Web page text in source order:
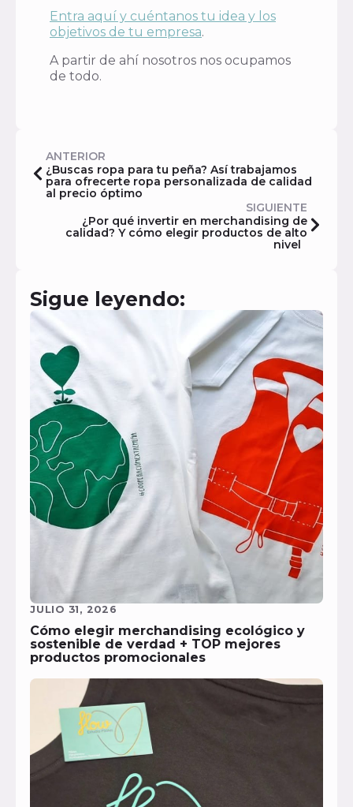
Entra aquí y cuéntanos tu idea y los
objetivos de tu empresa.
A partir de ahí nosotros nos ocupamos
de todo.
ANTERIOR
¿Buscas ropa para tu peña? Así trabajamos
para ofrecerte ropa personalizada de calidad
al precio óptimo
SIGUIENTE
¿Por qué invertir en merchandising de
calidad? Y cómo elegir productos de alto
nivel
Sigue leyendo:
Cómo elegir merchandising ecológico y
sostenible de verdad + TOP mejores
productos promocionales
JULIO 31, 2026